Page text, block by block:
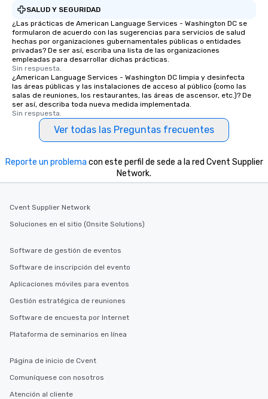
SALUD Y SEGURIDAD
¿Las prácticas de American Language Services - Washington DC se
formularon de acuerdo con las sugerencias para servicios de salud
hechas por organizaciones gubernamentales públicas o entidades
privadas? De ser así, escriba una lista de las organizaciones
empleadas para desarrollar dichas prácticas.
Sin respuesta.
¿American Language Services - Washington DC limpia y desinfecta
las áreas públicas y las instalaciones de acceso al público (como las
salas de reuniones, los restaurantes, las áreas de ascensor, etc.)? De
ser así, describa toda nueva medida implementada.
Sin respuesta.
Ver todas las Preguntas frecuentes
Reporte un problema con este perfil de sede a la red Cvent Supplier
Network.
Cvent Supplier Network
Soluciones en el sitio (Onsite Solutions)
Software de gestión de eventos
Software de inscripción del evento
Aplicaciones móviles para eventos
Gestión estratégica de reuniones
Software de encuesta por Internet
Plataforma de seminarios en línea
Página de inicio de Cvent
Comuníquese con nosotros
Atención al cliente